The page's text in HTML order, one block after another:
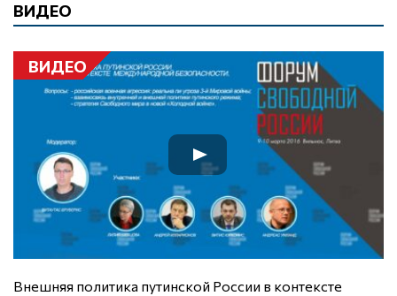
ВИДЕО
ВИДЕО
Внешняя политика путинской России в контексте